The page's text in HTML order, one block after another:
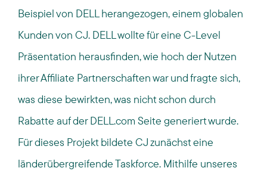
Beispiel von DELL herangezogen, einem globalen
Kunden von CJ. DELL wollte für eine C-Level
Präsentation herausfinden, wie hoch der Nutzen
ihrer Affiliate Partnerschaften war und fragte sich,
was diese bewirkten, was nicht schon durch
Rabatte auf der DELL.com Seite generiert wurde.
Für dieses Projekt bildete CJ zunächst eine
länderübergreifende Taskforce. Mithilfe unseres